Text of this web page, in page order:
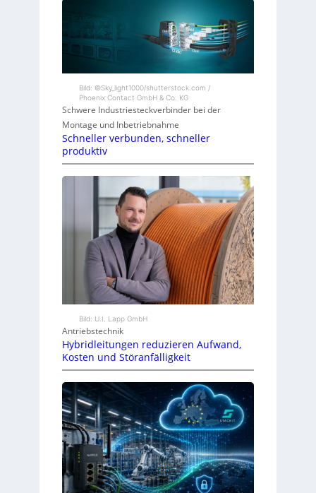
Bild: ©Sky_light1000/shutterstock.com /
Phoenix Contact GmbH & Co. KG
Schwere Industriesteckverbinder bei der
Montage und Inbetriebnahme
Schneller verbunden, schneller
produktiv
Bild: U.I. Lapp GmbH
Antriebstechnik
Hybridleitungen reduzieren Aufwand,
Kosten und Störanfälligkeit